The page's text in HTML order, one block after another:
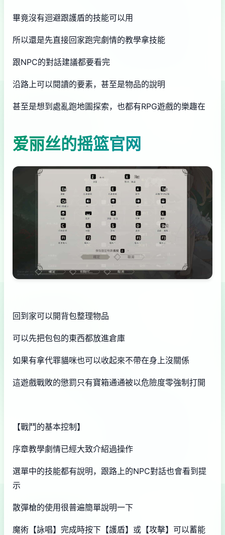
畢竟沒有迴避跟護盾的技能可以用
所以還是先直接回家跑完劇情的教學拿技能
跟NPC的對話建議都要看完
沿路上可以閱讀的要素，甚至是物品的說明
甚至是想到處亂跑地圖探索，也都有RPG遊戲的樂趣在
爱丽丝的摇篮官网
回到家可以開背包整理物品
可以先把包包的東西都放進倉庫
如果有拿代罪貓咪也可以收起來不帶在身上沒關係
這遊戲戰敗的懲罰只有寶箱通通被以危險度零強制打開
【戰鬥的基本控制】
序章教學劇情已經大致介紹過操作
選單中的技能都有說明，跟路上的NPC對話也會看到提
示
散彈槍的使用很普遍簡單說明一下
魔術【詠唱】完成時按下【護盾】或【攻擊】可以蓄能